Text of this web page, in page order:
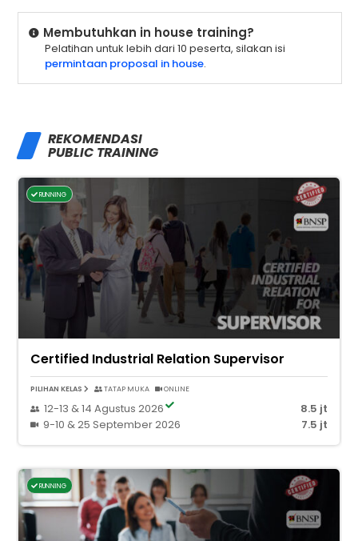
Membutuhkan in house training?
Pelatihan untuk lebih dari 10 peserta, silakan isi
permintaan proposal in house.
REKOMENDASI
PUBLIC TRAINING
RUNNING
Certified Industrial Relation Supervisor
PILIHAN KELAS TATAP MUKA ONLINE
12-13 & 14 Agustus 2026
8.5 jt
9-10 & 25 September 2026
7.5 jt
RUNNING